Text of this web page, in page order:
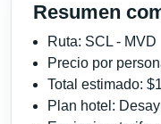
Resumen
Ruta: SCL - MVD
Precio por
Total estimado:
Plan hotel: